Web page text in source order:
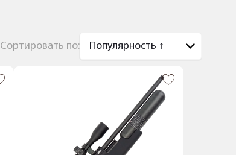
Сортировать по: